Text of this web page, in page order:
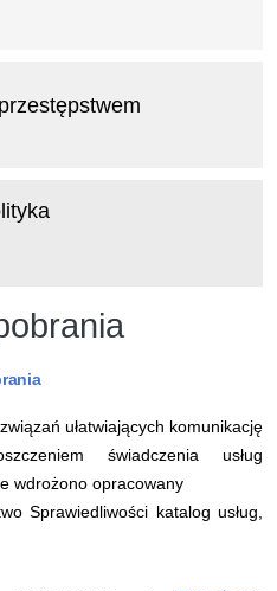
ułatwiających komunikację
świadczenia usług
wdrożono opracowany
Sprawiedliwości katalog usług,